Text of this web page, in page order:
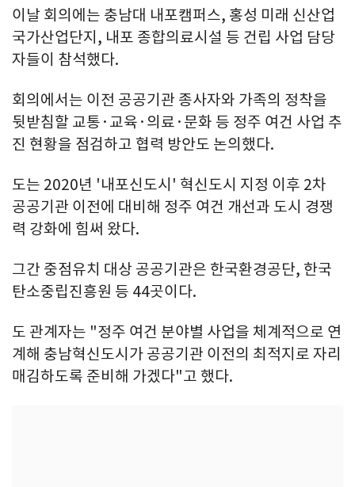
이날 회의에는 충남대 내포캠퍼스, 홍성 미래 신산업
국가산업단지, 내포 종합의료시설 등 건립 사업 담당
자들이 참석했다.
회의에서는 이전 공공기관 종사자와 가족의 정착을
뒷받침할 교통·교육·의료·문화 등 정주 여건 사업 추
진 현황을 점검하고 협력 방안도 논의했다.
도는 2020년 '내포신도시' 혁신도시 지정 이후 2차
공공기관 이전에 대비해 정주 여건 개선과 도시 경쟁
력 강화에 힘써 왔다.
그간 중점유치 대상 공공기관은 한국환경공단, 한국
탄소중립진흥원 등 44곳이다.
도 관계자는 "정주 여건 분야별 사업을 체계적으로 연
계해 충남혁신도시가 공공기관 이전의 최적지로 자리
매김하도록 준비해 가겠다"고 했다.